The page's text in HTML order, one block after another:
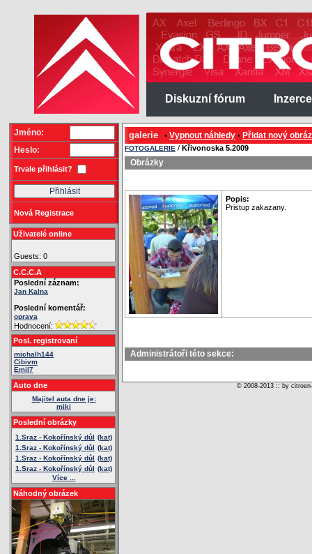
Diskuzní fórum Inzerce
Jméno:
Heslo:
Trvale přihlásit?
Nová Registrace
Uživatelé online
Guests: 0
C.C.C.A
Poslední záznam:
Jan Kalna
Poslední komentář:
oprava
Hodnocení:
Posl. registrovaní
michalh144
Cibivm
Emil7
Auto dne
Majitel auta dne je:
miki
Poslední obrázky
1.Sraz - Kokořínský důl (kat)
1.Sraz - Kokořínský důl (kat)
1.Sraz - Kokořínský důl (kat)
1.Sraz - Kokořínský důl (kat)
Více ...
Náhodný obrázek
galerie • Vypnout náhledy • Přidat nový
FOTOGALERIE / Křivonoska 5.2009
Obrázky
Popis:
Pristup zakazany.
Administrátoři této sekce:
© 2008-2013 :: by